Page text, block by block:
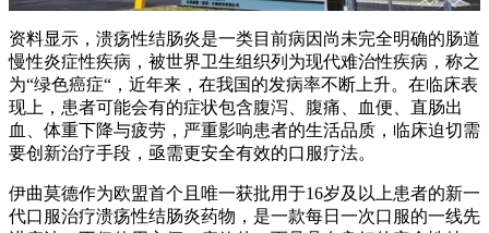
资料显示，溃疡性结肠炎是一类目前病因尚未完全明确的肠道
慢性炎症性疾病，被世界卫生组织列为现代难治性疾病，称之
为“绿色癌症“，近年来，在我国的发病率不断上升。在临床表
现上，患者可能会有的症状包含腹泻、腹痛、血便、直肠出
血、体重下降与疲劳，严重影响患者的生活品质，临床迫切需
要创新治疗手段，亟需更安全有效的口服疗法。
伊曲莫德作为欧盟首个且唯一获批用于16岁及以上患者的新一
代口服治疗溃疡性结肠炎药物，是一款每日一次口服的一线先